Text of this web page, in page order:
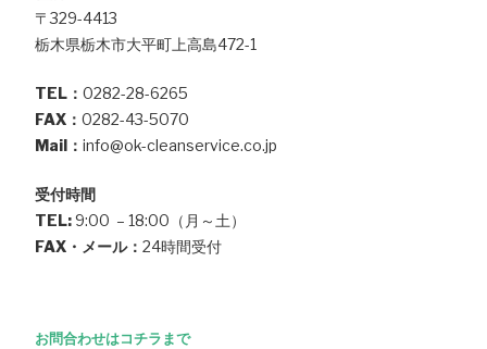
〒329-4413
栃木県栃木市大平町上高島472-1
TEL： 0282-28-6265
FAX： 0282-43-5070
Mail： info@ok-cleanservice.co.jp
受付時間
TEL:9:00 – 18:00（月～土）
FAX・メール： 24時間受付
お問合わせはコチラまで